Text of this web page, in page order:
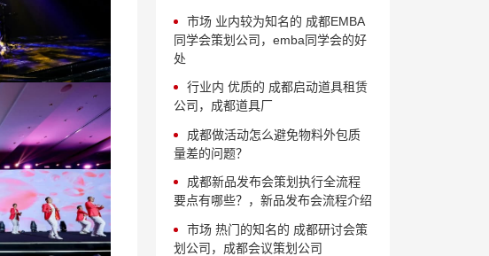
市场 业内较为知名的 成都EMBA
同学会策划公司，emba同学会的好
处
行业内 优质的 成都启动道具租赁
公司，成都道具厂
成都做活动怎么避免物料外包质
量差的问题？
成都新品发布会策划执行全流程
要点有哪些？，新品发布会流程介绍
市场 热门的知名的 成都研讨会策
划公司，成都会议策划公司